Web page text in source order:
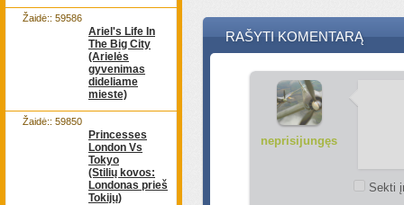
Ariel's Life In
The Big City
(Arielės
gyvenimas
dideliame
mieste)
Žaidė:: 59586
Princesses
London Vs
Tokyo
(Stilių kovos:
Londonas prieš
Tokijų)
Žaidė:: 59850
RAŠYTI KOMENTARĄ
neprisijungęs
Sekti